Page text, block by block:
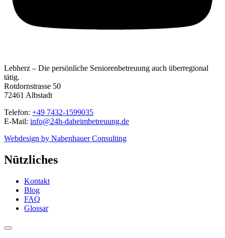
Lebherz – Die persönliche Seniorenbetreuung auch überregional
tätig.
Rotdornstrasse 50
72461 Albstadt
Telefon: +49 7432-1599035
E-Mail: info@24h-daheimbetreuung.de
Webdesign by Nabenhauer Consulting
Nützliches
Kontakt
Blog
FAQ
Glossar